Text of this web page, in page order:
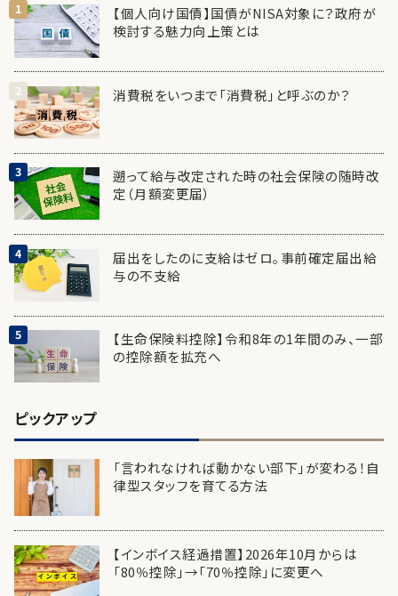
【個人向け国債】国債がNISA対象に？政府が
検討する魅力向上策とは
消費税をいつまで「消費税」と呼ぶのか？
遡って給与改定された時の社会保険の随時改
定（月額変更届）
届出をしたのに支給はゼロ。事前確定届出給
与の不支給
【生命保険料控除】令和8年の1年間のみ、一部
の控除額を拡充へ
ピックアップ
「言われなければ動かない部下」が変わる！自
律型スタッフを育てる方法
【インボイス経過措置】2026年10月からは
「80％控除」→「70％控除」に変更へ